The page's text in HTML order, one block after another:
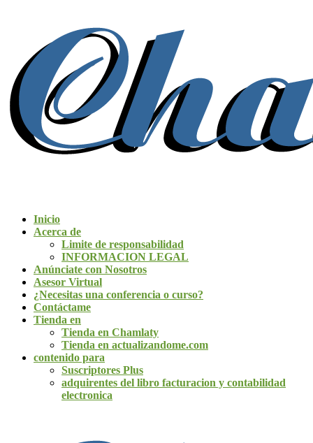
Inicio
Acerca de
Limite de responsabilidad
INFORMACION LEGAL
Anúnciate con Nosotros
Asesor Virtual
¿Necesitas una conferencia o curso?
Contáctame
Tienda en
Tienda en Chamlaty
Tienda en actualizandome.com
contenido para
Suscriptores Plus
adquirentes del libro facturacion y contabilidad
electronica